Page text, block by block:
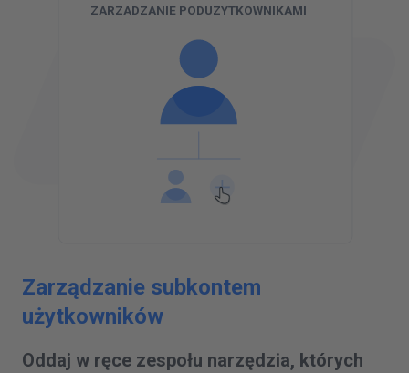
Zarządzanie subkontem
użytkowników
Oddaj w ręce zespołu narzędzia, których
ZARZADZANIE PODUZYTKOWNIKAMI